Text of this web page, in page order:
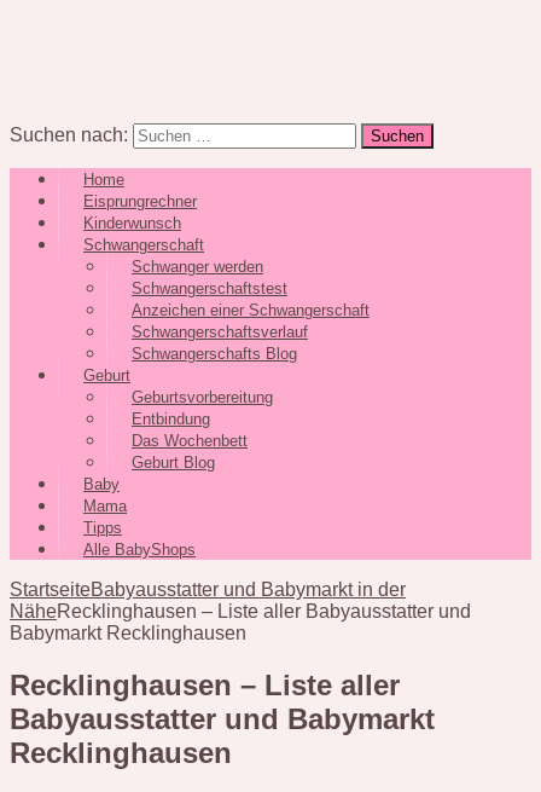
Suchen nach:
Home
Eisprungrechner
Kinderwunsch
Schwangerschaft
Schwanger werden
Schwangerschaftstest
Anzeichen einer Schwangerschaft
Schwangerschaftsverlauf
Schwangerschafts Blog
Geburt
Geburtsvorbereitung
Entbindung
Das Wochenbett
Geburt Blog
Baby
Mama
Tipps
Alle BabyShops
StartseiteBabyausstatter und Babymarkt in der
NäheRecklinghausen – Liste aller Babyausstatter und
Babymarkt Recklinghausen
Recklinghausen – Liste aller
Babyausstatter und Babymarkt
Recklinghausen